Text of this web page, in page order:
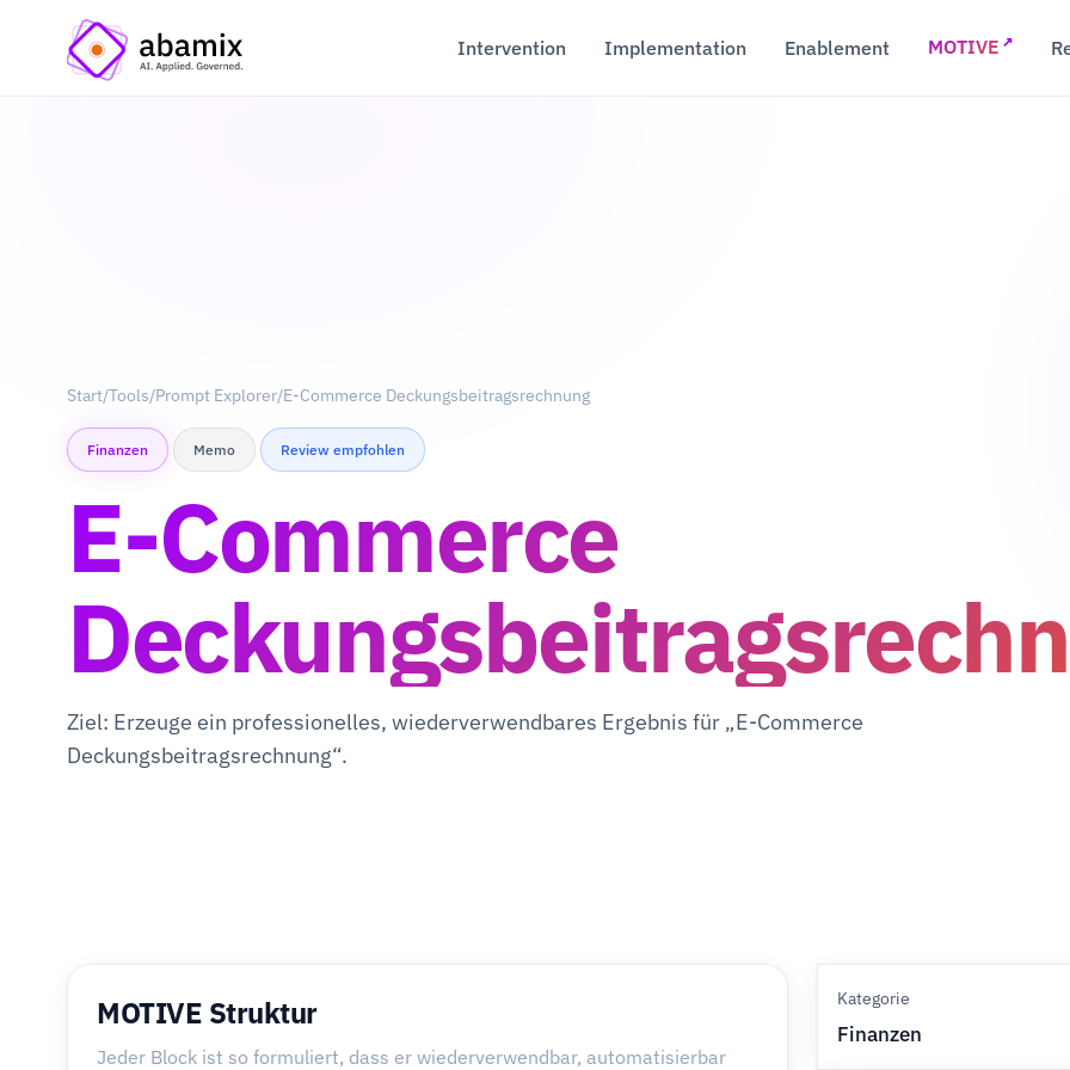
Intervention Implementation Enablement MOTIVE ↗
Start/Tools/Prompt Explorer/E-Commerce Deckungsbeitragsrechnung
Finanzen Memo Review empfohlen
E-Commerce
Ziel: Erzeuge ein professionelles, wiederverwendbares Ergebnis für „E-Commerce
Deckungsbeitragsrechnung“.
MOTIVE Struktur
Jeder Block ist so formuliert, dass er wiederverwendbar, automatisierbar
Kategorie
Finanzen